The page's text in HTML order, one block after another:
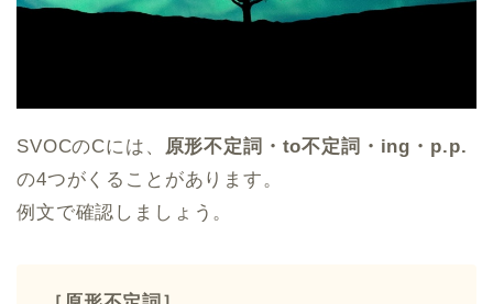
SVOCのCには、 原形不定詞・to不定詞・ing・p.p.
の4つがくることがあります。
例文で確認しましょう。